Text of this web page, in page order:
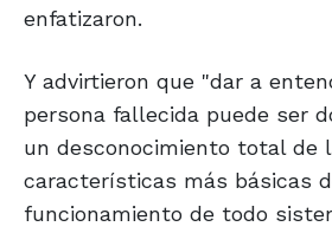
enfatizaron.
Y advirtieron que "dar a
persona fallecida puede ser
un desconocimiento total de
características más básicas
funcionamiento de todo